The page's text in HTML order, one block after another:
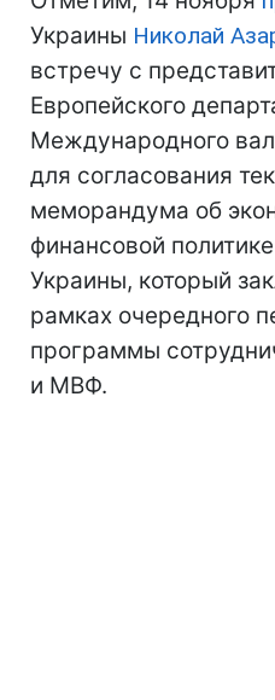
Украины Николай
встречу с
Европейского
Международного
для согласования
меморандума об
финансовой
Украины, который
рамках очередного
программы
и МВФ.